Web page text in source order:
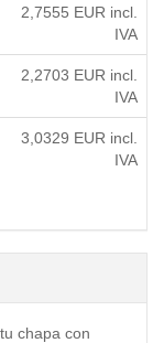
2,7555 EUR incl.
IVA
2,2703 EUR incl.
IVA
3,0329 EUR incl.
IVA
chapa con